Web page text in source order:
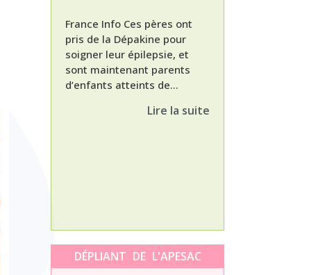
France Info Ces pères ont
pris de la Dépakine pour
soigner leur épilepsie, et
sont maintenant parents
d’enfants atteints de...
Lire la suite
DÉPLIANT DE L'APESAC